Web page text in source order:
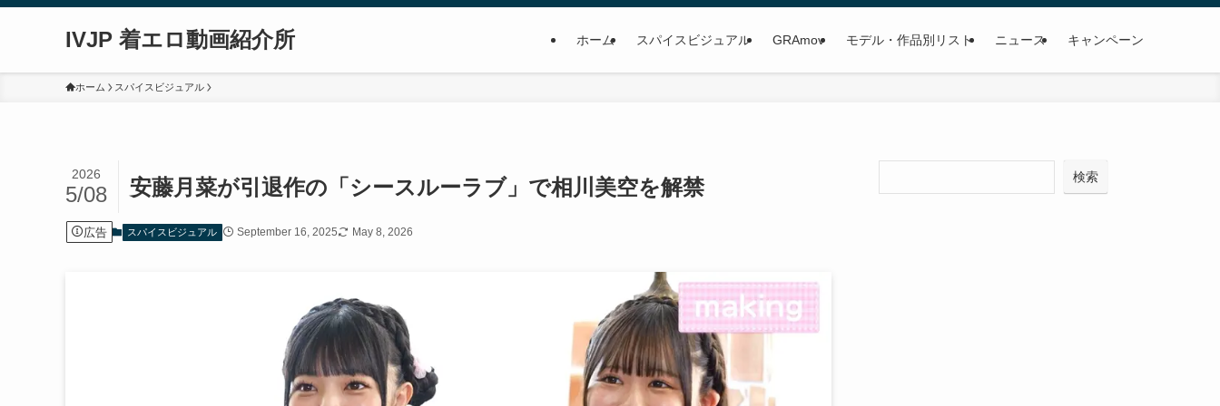
IVJP 着エロ動画紹介所 ホーム スパイスビジュアル GRAmov モデル・作品別リスト ニュース キャンペーン
ホーム スパイスビジュアル
安藤月菜が引退作の「シースルーラブ」で相川美空を解禁
2026
5/08
広告 スパイスビジュアル September 16, 2025 May 8, 2026
索
検索